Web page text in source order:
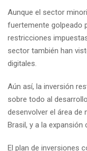
Aunque el sector
fuertemente golpeado
restricciones
sector también han
digitales.
Aún así, la inversión
sobre todo al
desenvolver el área de
Brasil, y a la
El plan de inversiones